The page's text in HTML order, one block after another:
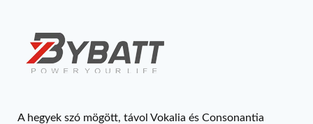
A hegyek szó mögött, távol Vokalia és Consonantia